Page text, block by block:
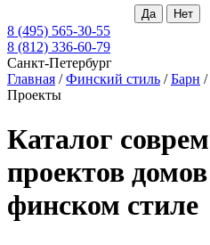
8 (495) 565-30-55
8 (812) 336-60-79
Санкт-Петербург
Главная /Финский стиль /Барн /
Проекты
Каталог
проектов
финском стиле